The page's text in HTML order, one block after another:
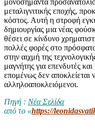
μεταλιγνιτικής εποχής,
κόστος. Αυτή η στροφή
δημιουργίας μια νέας
θέσει σε κίνδυνο
πολλές φορές στο
στην αιχμή της
μαγνήτης για επενδυτές
επομένως δεν αποκλείεται
αλληλοαποκλειόμενοι.
Πηγή : Νέα Σελίδα
από το «https://